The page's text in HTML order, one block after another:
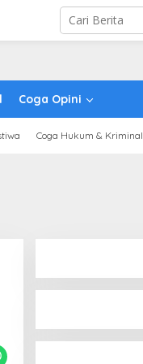
Coga Opini
Coga Hukum & Kriminal